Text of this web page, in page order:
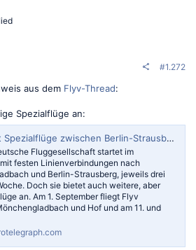
#1.272
aus dem Flyv-Thread:
Spezialflüge an:
zwischen Berlin-Strausberg, Hof und Mönchengladbach | aeroTELEGRAPH
Fluggesellschaft startet im
festen Linienverbindungen nach
und Berlin-Strausberg, jeweils drei
Doch sie bietet auch weitere, aber
an. Am 1. September fliegt Flyv
und Hof und am 11. und